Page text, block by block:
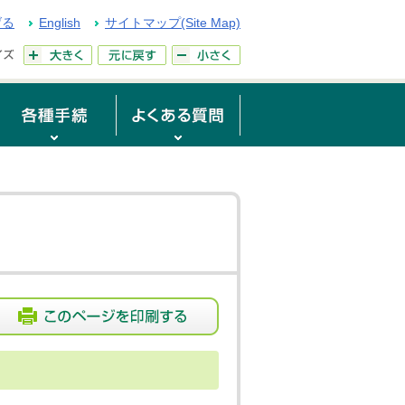
English サイトマップ(Site Map)